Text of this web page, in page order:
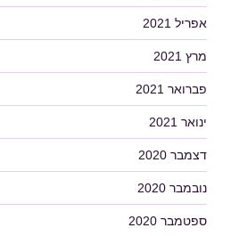
אפריל 2021
מרץ 2021
פברואר 2021
ינואר 2021
דצמבר 2020
נובמבר 2020
ספטמבר 2020